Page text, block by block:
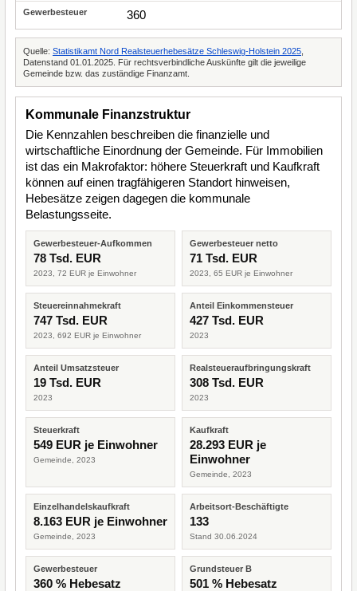
360
Quelle: Statistikamt Nord Realsteuerhebesätze Schleswig-Holstein 2025
Datenstand 01.01.2025. Für rechtsverbindliche Auskünfte gilt die jeweilige
Gemeinde bzw. das zuständige Finanzamt.
Kommunale Finanzstruktur
Die Kennzahlen beschreiben die finanzielle und
wirtschaftliche Einordnung der Gemeinde. Für Immobilien
ist das ein Makrofaktor: höhere Steuerkraft und Kaufkraft
können auf einen tragfähigeren Standort hinweisen,
Hebesätze zeigen dagegen die kommunale
Belastungsseite.
Gewerbesteuer-Aufkommen
78 Tsd. EUR
2023, 72 EUR je Einwohner
Gewerbesteuer netto
71 Tsd. EUR
2023, 65 EUR je Einwohner
Steuereinnahmekraft
747 Tsd. EUR
2023, 692 EUR je Einwohner
Anteil Einkommensteuer
427 Tsd. EUR
2023
Anteil Umsatzsteuer
19 Tsd. EUR
2023
Realsteueraufbringungskraft
308 Tsd. EUR
2023
Steuerkraft
549 EUR je Einwohner
Gemeinde, 2023
Kaufkraft
28.293 EUR je
Einwohner
Gemeinde, 2023
Einzelhandelskaufkraft
8.163 EUR je Einwohner
Gemeinde, 2023
Arbeitsort-Beschäftigte
133
Stand 30.06.2024
Gewerbesteuer
360 % Hebesatz
Grundsteuer B
501 % Hebesatz